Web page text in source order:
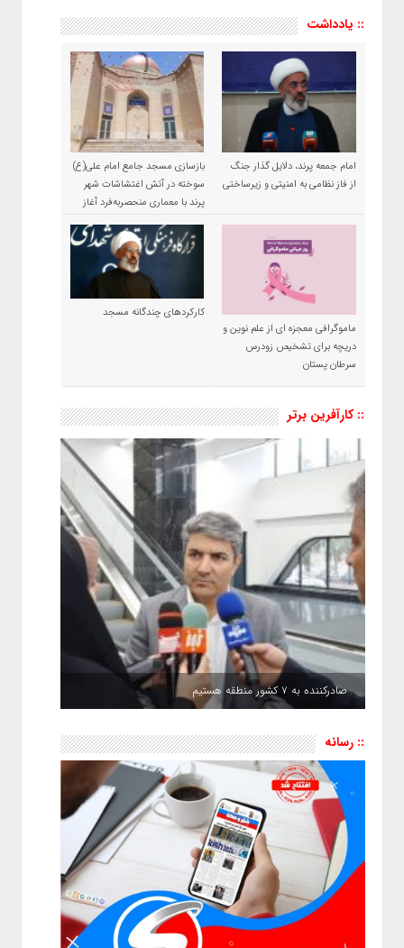
:: یادداشت
امام جمعه پرند، دلایل گذار جنگ
از فاز نظامی به امنیتی و زیرساختی
بازسازی مسجد جامع امام علی(ع)
سوخته در آتش اغتشاشات شهر
پرند با معماری منحصربه‌فرد آغاز
شد
ماموگرافی معجزه ای از علم نوین و
دریچه برای تشخیص زودرس
سرطان پستان
کارکردهای چندگانه مسجد
:: کارآفرین برتر
صادرکننده به ۷ کشور منطقه هستیم
:: رسانه